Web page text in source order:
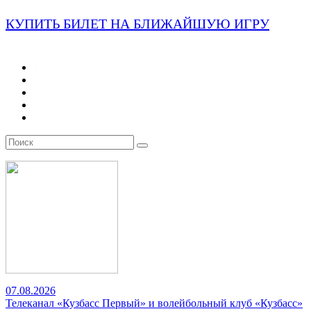
КУПИТЬ БИЛЕТ НА БЛИЖАЙШУЮ ИГРУ
07.08.2026
Телеканал «Кузбасс Первый» и волейбольный клуб «Кузбасс»